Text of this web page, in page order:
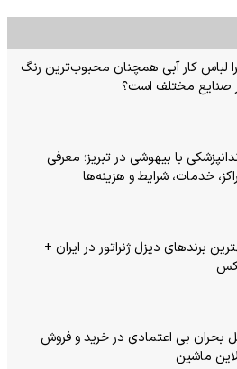
لباس کار آبی همچنان محبوب‌ترین رنگ
صنایع مختلف است؟
با بیهوشی در تبریز؛ معرفی
خدمات، شرایط و هزینه‌ها
برندهای دیزل ژنراتور در ایران +
بحران بی‌ اعتمادی در خرید و فروش
ماشین